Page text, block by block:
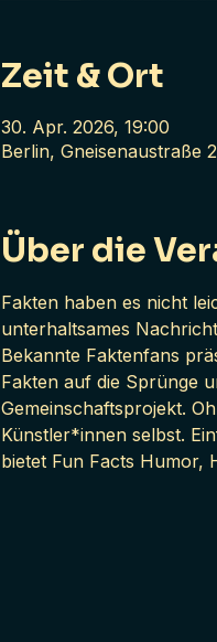
Zeit & Ort
30. Apr. 2026, 19:00
Berlin, Gneisenaustraße
Über die
Fakten haben es nicht
unterhaltsames
Bekannte Faktenfans
Fakten auf die Sprünge
Gemeinschaftsprojekt.
Künstler*innen selbst.
bietet Fun Facts Humor,